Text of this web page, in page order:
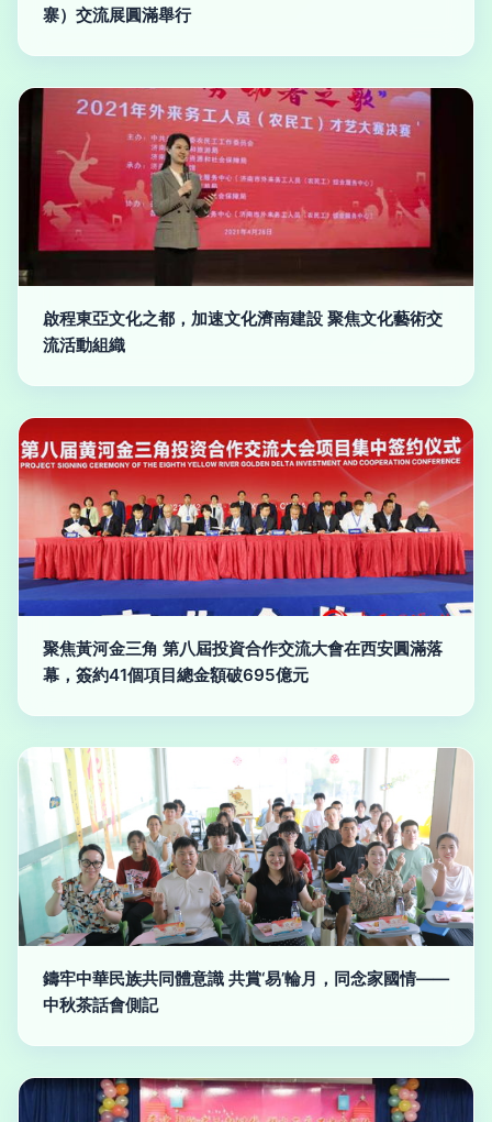
寨）交流展圓滿舉行
啟程東亞文化之都，加速文化濟南建設 聚焦文化藝術交
流活動組織
聚焦黃河金三角 第八屆投資合作交流大會在西安圓滿落
幕，簽約41個項目總金額破695億元
鑄牢中華民族共同體意識 共賞‘易’輪月，同念家國情——
中秋茶話會側記